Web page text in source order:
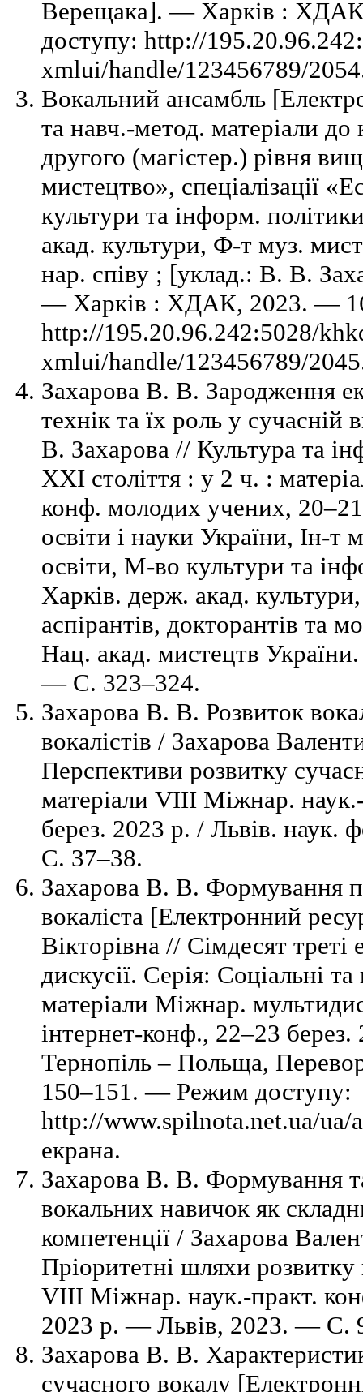
Верещака]. — Харків :
доступу: http://
xmlui/handle/123456789/
Вокальний ансамбль
та навч.-метод. матеріали до
другого (магістер.) рівня
мистецтво», спеціалізації
культури та інформ.
акад. культури, Ф-т муз.
нар. співу ; [уклад.: В. В.
— Харків : ХДАК, 2023. —
http://195.20.96.242:5028/
xmlui/handle/123456789/
Захарова В. В. Зародження
технік та їх роль у сучасній
В. Захарова // Культура та
ХХІ століття : у 2 ч. :
конф. молодих учених,
освіти і науки України, Ін-т
освіти, М-во культури та
Харків. держ. акад.
аспірантів, докторантів
Нац. акад. мистецтв
— С. 323–324.
Захарова В. В. Розвиток
вокалістів / Захарова
Перспективи розвитку
матеріали VIII Міжнар.
берез. 2023 р. / Львів.
С. 37–38.
Захарова В. В. Формування
вокаліста [Електронний
Вікторівна // Сімдесят треті
дискусії. Серія: Соціальні
матеріали Міжнар.
інтернет-конф., 22–23 берез.
Тернопіль – Польща,
150–151. — Режим доступу:
http://www.spilnota.net.ua/
екрана.
Захарова В. В. Формування
вокальних навичок як
компетенції / Захарова
Пріоритетні шляхи розвитку
VIII Міжнар. наук.-практ.
2023 р. — Львів, 2023. — C.
Захарова В. В.
сучасного вокалу